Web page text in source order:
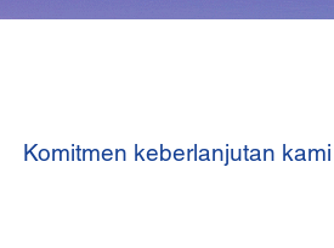
Komitmen keberlanjutan kami